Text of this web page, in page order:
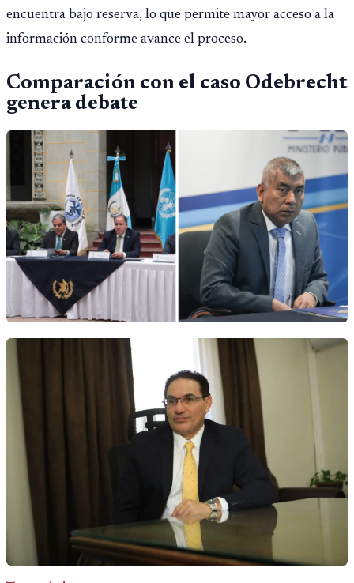
encuentra bajo reserva, lo que permite mayor acceso a la
información conforme avance el proceso.
Comparación con el caso Odebrecht
genera debate